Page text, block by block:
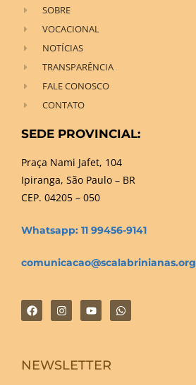
SOBRE
VOCACIONAL
NOTÍCIAS
TRANSPARÊNCIA
FALE CONOSCO
CONTATO
SEDE PROVINCIAL:
Praça Nami Jafet, 104
Ipiranga, São Paulo – BR
CEP. 04205 – 050
Whatsapp: 11 99456-9141
comunicacao@scalabrinianas.org
NEWSLETTER